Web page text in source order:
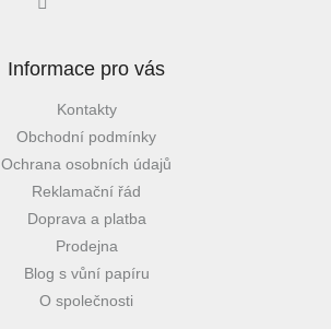
Informace pro vás
Kontakty
Obchodní podmínky
Ochrana osobních údajů
Reklamační řád
Doprava a platba
Prodejna
Blog s vůní papíru
O společnosti